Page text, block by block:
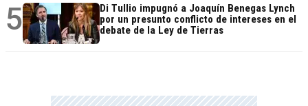
5
Di Tullio impugnó a Joaquín Benegas Lynch
por un presunto conflicto de intereses en el
debate de la Ley de Tierras